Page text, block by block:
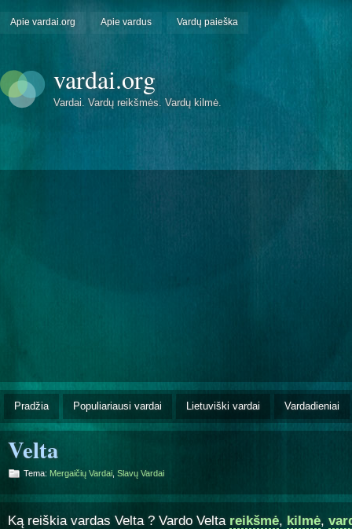
Apie vardai.org Apie vardus Vardų paieška
vardai.org
Vardai. Vardų reikšmės. Vardų kilmė.
Pradžia Populiariausi vardai Lietuviški vardai Vardadieniai
Velta
Tema: Mergaičių Vardai Slavų Vardai
Ką reiškia vardas Velta ? Vardo Velta reikšmė, kilmė,